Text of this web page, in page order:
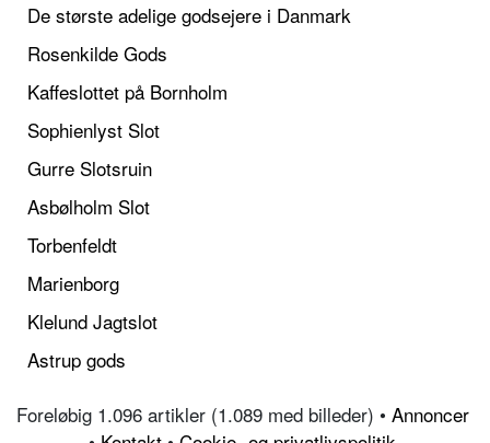
De største adelige godsejere i Danmark
Rosenkilde Gods
Kaffeslottet på Bornholm
Sophienlyst Slot
Gurre Slotsruin
Asbølholm Slot
Torbenfeldt
Marienborg
Klelund Jagtslot
Astrup gods
Foreløbig 1.096 artikler (1.089 med billeder) • Annoncer